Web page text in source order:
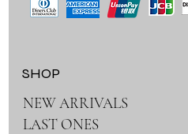
SHOP
NEW ARRIVALS
LAST ONES